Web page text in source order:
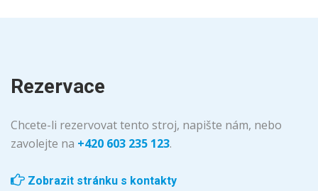
Rezervace
Chcete-li rezervovat tento stroj, napište nám, nebo
zavolejte na +420 603 235 123.
Zobrazit stránku s kontakty